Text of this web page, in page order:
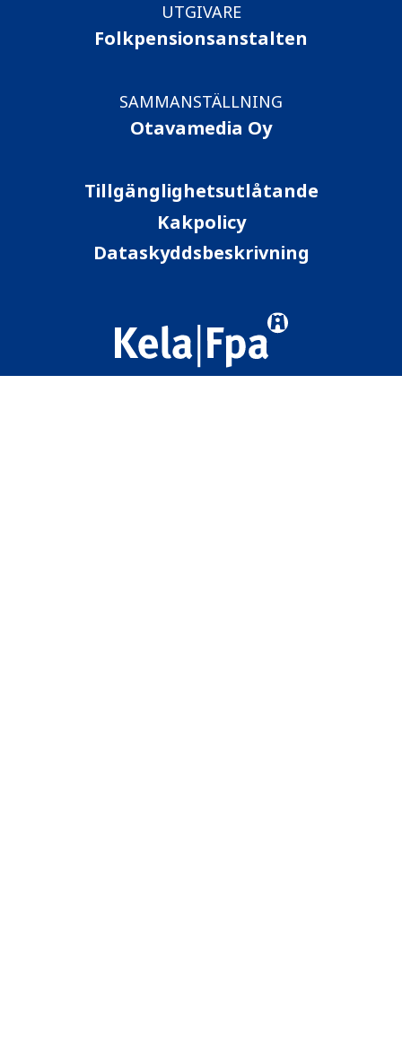
UTGIVARE
Folkpensionsanstalten
SAMMANSTÄLLNING
Otavamedia Oy
Tillgänglighetsutlåtande
Kakpolicy
Dataskyddsbeskrivning